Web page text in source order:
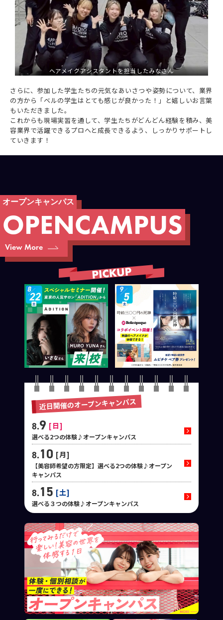
ヘアメイクアシスタントを担当したみなさん
さらに、参加した学生たちの元気なあいさつや姿勢について、業界
の方から「ベルの学生はとても感じが良かった！」と嬉しいお言葉
もいただきました。
これからも現場実習を通して、学生たちがどんどん経験を積み、美
容業界で活躍できるプロへと成長できるよう、しっかりサポートし
ていきます！
オープンキャンパス
OPENCAMPUS
View More
近日開催のオープンキャンパス
8.9 日
選べる2つの体験♪オープンキャンパス
8.10 月
【美容師希望の方限定】選べる2つの体験♪オープン
キャンパス
8.15 土
選べる３つの体験♪オープンキャンパス